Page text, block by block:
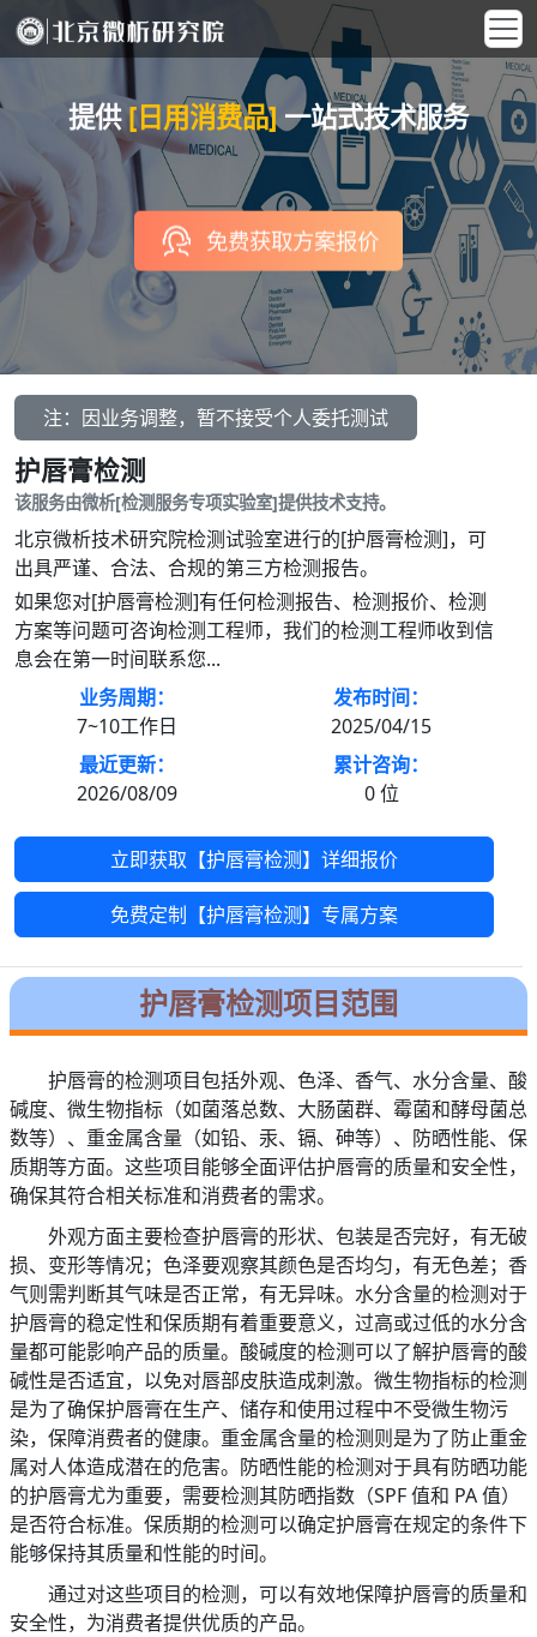
提供[日用消费品]一站式技术服务
免费获取方案报价
注：因业务调整，暂不接受个人委托测试
护唇膏检测
该服务由微析[检测服务专项实验室]提供技术支持。
北京微析技术研究院检测试验室进行的[护唇膏检测]，可
出具严谨、合法、合规的第三方检测报告。
如果您对[护唇膏检测]有任何检测报告、检测报价、检测
方案等问题可咨询检测工程师，我们的检测工程师收到信
息会在第一时间联系您...
业务周期：
7~10工作日
发布时间：
2025/04/15
最近更新：
2026/08/09
累计咨询：
0位
立即获取【护唇膏检测】详细报价
免费定制【护唇膏检测】专属方案
护唇膏检测项目范围
护唇膏的检测项目包括外观、色泽、香气、水分含量、酸
碱度、微生物指标（如菌落总数、大肠菌群、霉菌和酵母菌总
数等）、重金属含量（如铅、汞、镉、砷等）、防晒性能、保
质期等方面。这些项目能够全面评估护唇膏的质量和安全性，
确保其符合相关标准和消费者的需求。
外观方面主要检查护唇膏的形状、包装是否完好，有无破
损、变形等情况；色泽要观察其颜色是否均匀，有无色差；香
气则需判断其气味是否正常，有无异味。水分含量的检测对于
护唇膏的稳定性和保质期有着重要意义，过高或过低的水分含
量都可能影响产品的质量。酸碱度的检测可以了解护唇膏的酸
碱性是否适宜，以免对唇部皮肤造成刺激。微生物指标的检测
是为了确保护唇膏在生产、储存和使用过程中不受微生物污
染，保障消费者的健康。重金属含量的检测则是为了防止重金
属对人体造成潜在的危害。防晒性能的检测对于具有防晒功能
的护唇膏尤为重要，需要检测其防晒指数（SPF 值和 PA 值）
是否符合标准。保质期的检测可以确定护唇膏在规定的条件下
能够保持其质量和性能的时间。
通过对这些项目的检测，可以有效地保障护唇膏的质量和
安全性，为消费者提供优质的产品。